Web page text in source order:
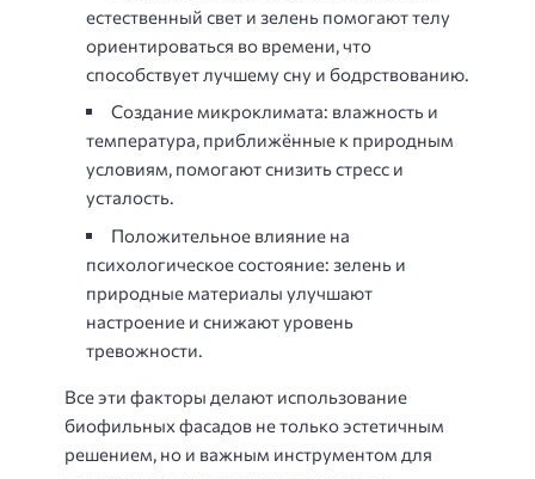
естественный свет и зелень помогают телу
ориентироваться во времени, что
способствует лучшему сну и бодрствованию.
Создание микроклимата: влажность и
температура, приближённые к природным
условиям, помогают снизить стресс и
усталость.
Положительное влияние на
психологическое состояние: зелень и
природные материалы улучшают
настроение и снижают уровень
тревожности.
Все эти факторы делают использование
биофильных фасадов не только эстетичным
решением, но и важным инструментом для